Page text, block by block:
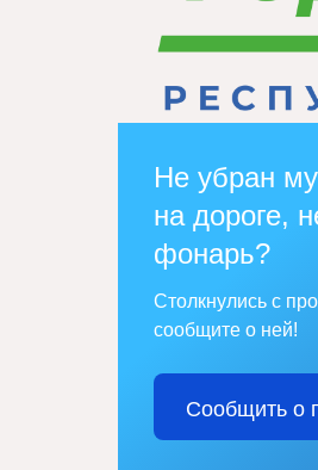
Не убран
на дороге,
фонарь?
Столкнулись с
сообщите о ней!
Сообщить о